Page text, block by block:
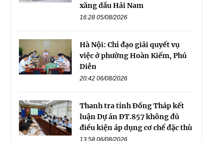
xăng dầu Hải Nam
16:28 05/08/2026
Hà Nội: Chỉ đạo giải quyết vụ
việc ở phường Hoàn Kiếm, Phú
Diễn
20:42 06/08/2026
Thanh tra tỉnh Đồng Tháp kết
luận Dự án ĐT.857 không đủ
điều kiện áp dụng cơ chế đặc thù
13:58 06/08/2026